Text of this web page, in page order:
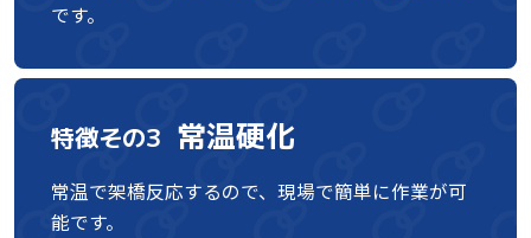
です。
特徴その3 常温硬化
常温で架橋反応するので、現場で簡単に作業が可
能です。